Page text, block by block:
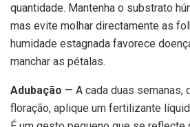
quantidade. Mantenha o substrato
mas evite molhar directamente as
humidade estagnada favorece
manchar as pétalas.
Adubação — A cada duas semanas,
floração, aplique um fertilizante